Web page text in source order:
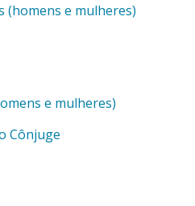
(homens e mulheres)
e mulheres)
Cônjuge